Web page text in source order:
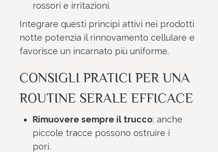
rossori e irritazioni.
Integrare questi principi attivi nei prodotti
notte potenzia il rinnovamento cellulare e
favorisce un incarnato più uniforme.
CONSIGLI PRATICI PER UNA
ROUTINE SERALE EFFICACE
Rimuovere sempre il trucco: anche
piccole tracce possono ostruire i
pori.